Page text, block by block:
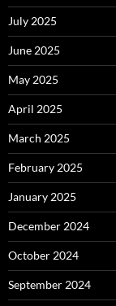
July 2025
June 2025
May 2025
April 2025
March 2025
February 2025
January 2025
December 2024
October 2024
September 2024